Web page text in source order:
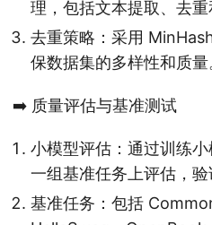
理，包括文本提取、去重
去重策略：采用
保数据集的多样性和质量
➡️ 质量评估与基准测试
小模型评估：通过训练
一组基准任务上评估，验
基准任务：包括